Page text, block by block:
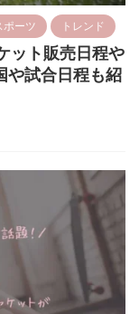
ポーツ トレンド
ット販売日程や
や試合日程も紹